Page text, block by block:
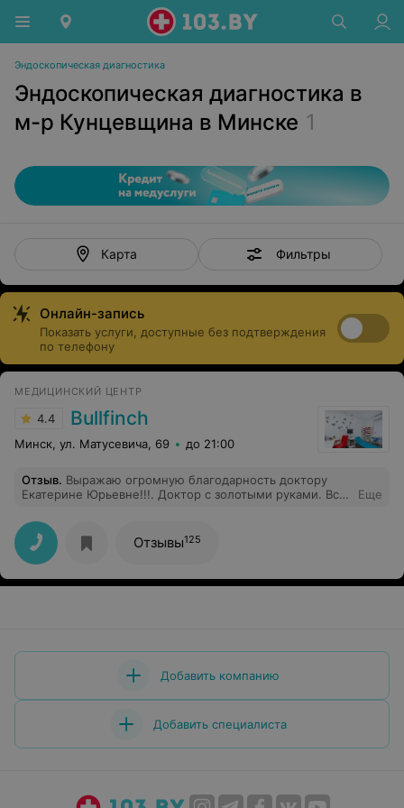
Эндоскопическая диагностика
Эндоскопическая диагностика в
м-р Кунцевщина в Минске 1
Карта Фильтры
Онлайн-запись
Показать услуги, доступные без подтверждения
по телефону
МЕДИЦИНСКИЙ ЦЕНТР
4.4 Bullfinch
Минск, ул. Матусевича, 69 до 21:00
Отзыв. Выражаю огромную благодарность доктору
Екатерине Юрьевне!!!. Доктор с золотыми руками. Всё
единственный доктор, у которого мой малыш совсем
не боялся лечить зубки. Единственный минус, надеюсь
он скоро будет исправлен, это НЕВОЗМОЖНОСТЬ
рассчитаться за услуги карточкой. Принимают только
наличные деньги, что в наше время уже практически
Еще
Отзывы125
Добавить компанию
Добавить специалиста